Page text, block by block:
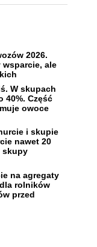
2026.
wsparcie, ale
W skupach
40%. Część
owoce
i skupie
nawet 20
skupy
na agregaty
rolników
przed